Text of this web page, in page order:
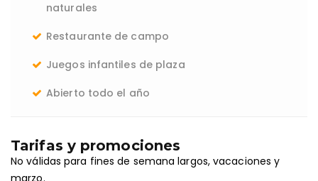
naturales
Restaurante de campo
Juegos infantiles de plaza
Abierto todo el año
Tarifas y promociones
No válidas para fines de semana largos, vacaciones y